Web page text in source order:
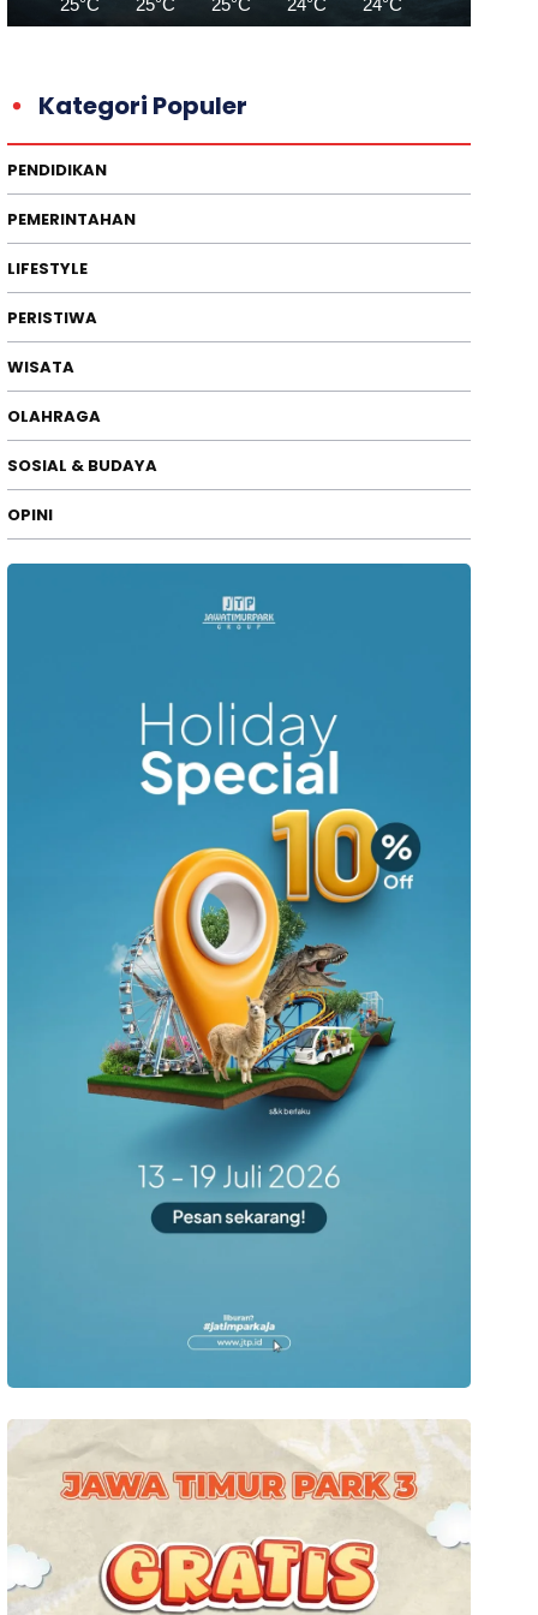
25°C 25°C 25°C 24°C 24°C
Kategori Populer
PENDIDIKAN
PEMERINTAHAN
LIFESTYLE
PERISTIWA
WISATA
OLAHRAGA
SOSIAL & BUDAYA
OPINI